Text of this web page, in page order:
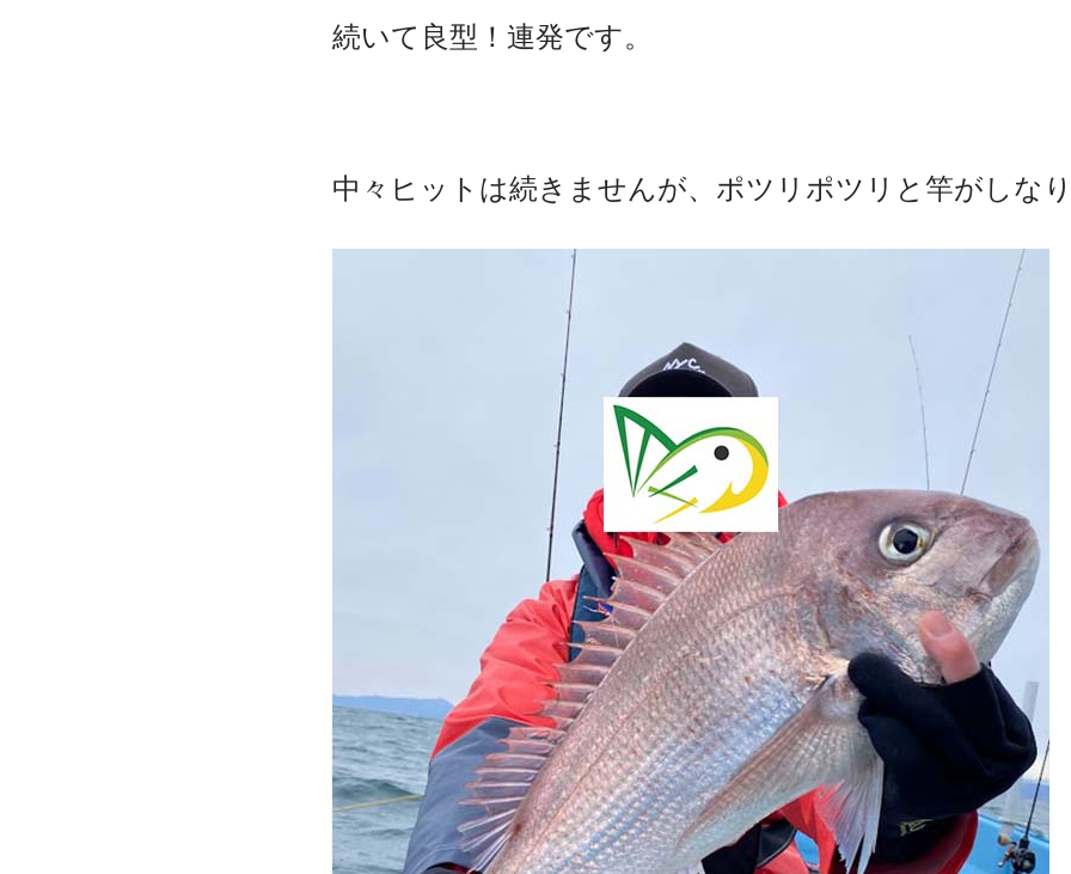
続いて良型！連発です。
中々ヒットは続きませんが、ポツリポツリと竿がしな